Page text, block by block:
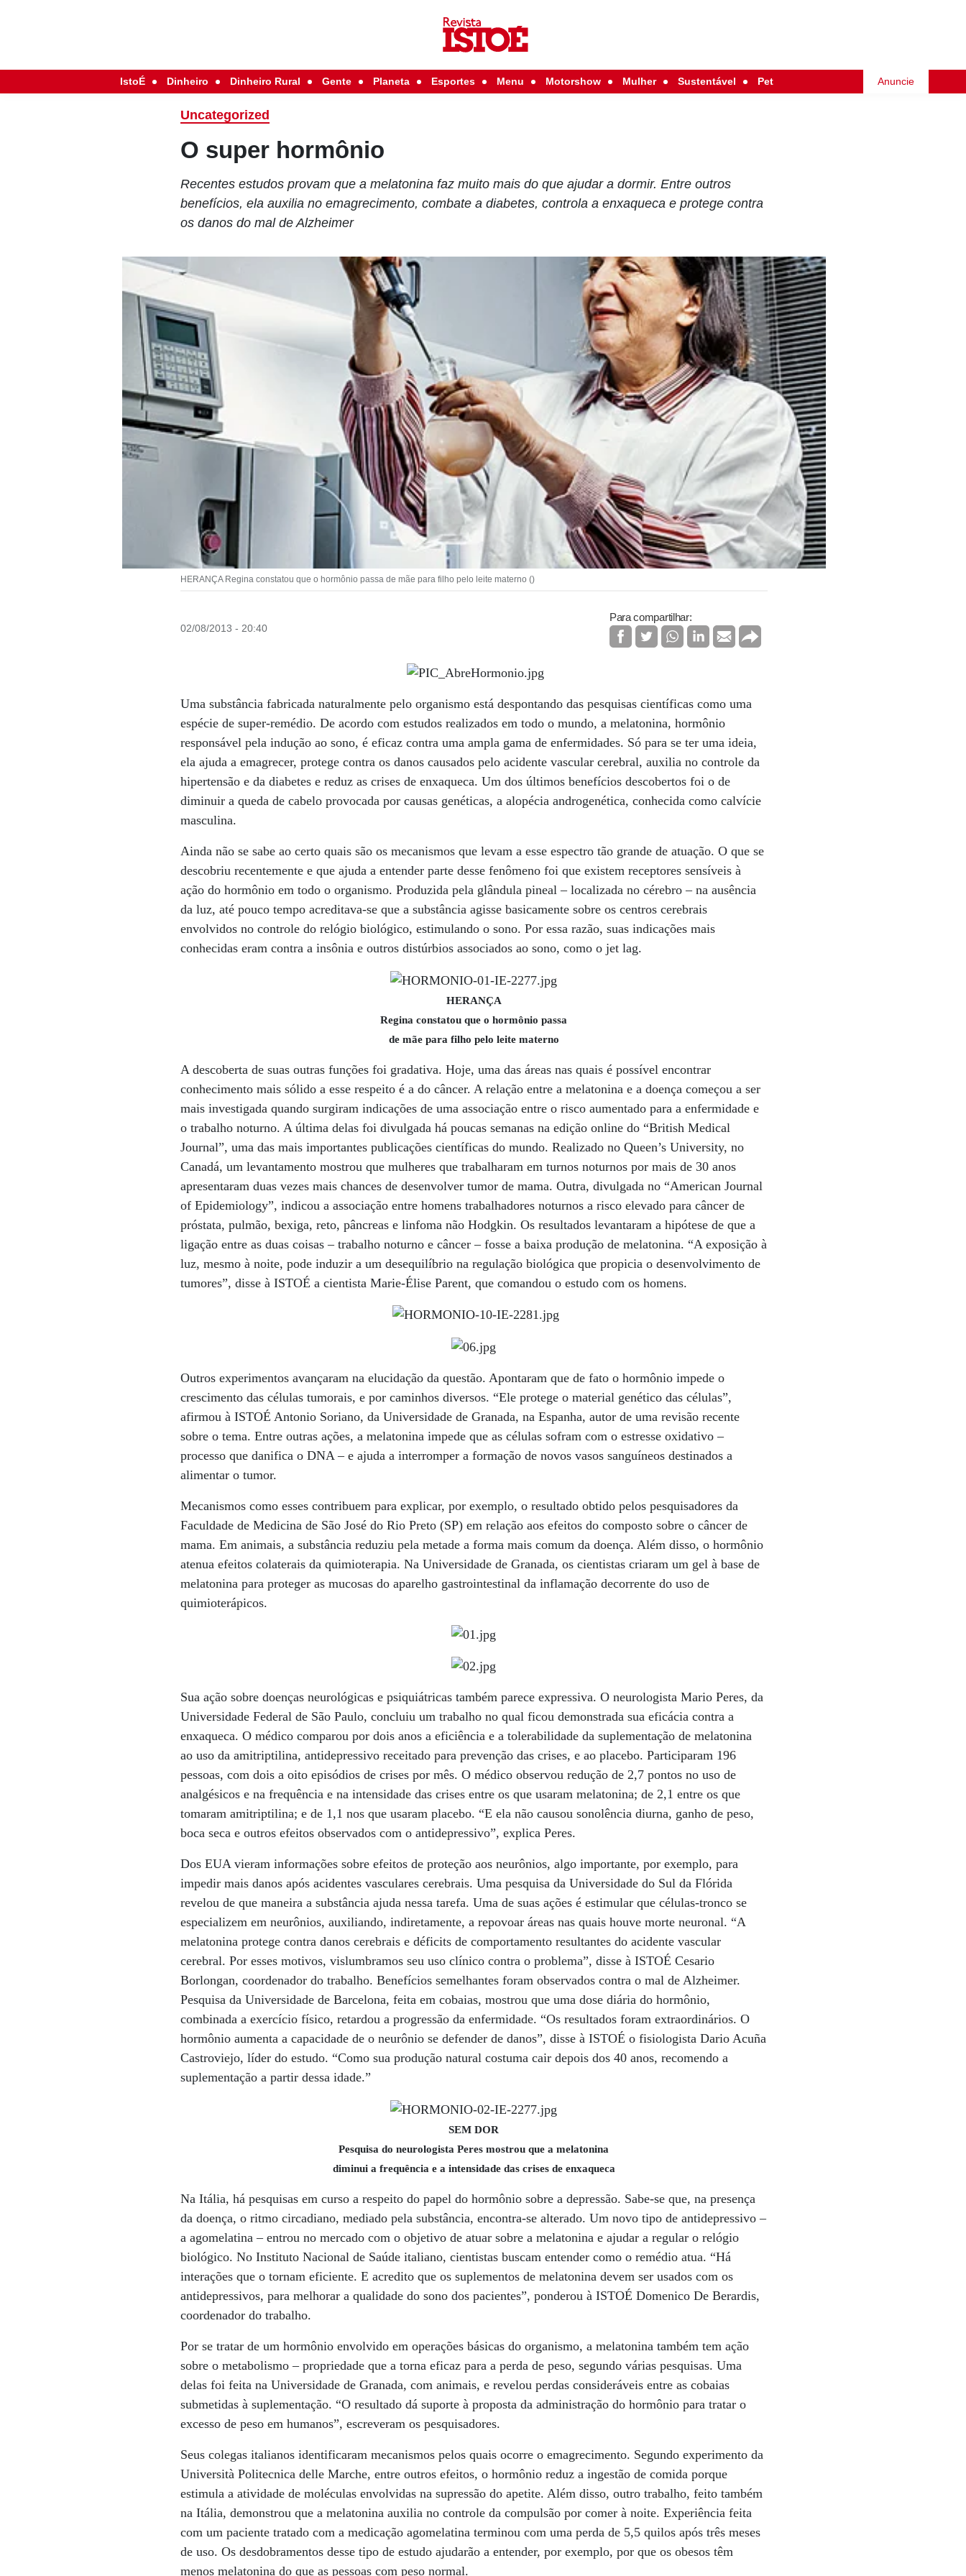
IstoÉ Dinheiro Dinheiro Rural Gente Planeta Esportes Menu Motorshow Mulher Sustentável Pet Anuncie
Uncategorized
O super hormônio
Recentes estudos provam que a melatonina faz muito mais do que ajudar a dormir. Entre outros
benefícios, ela auxilia no emagrecimento, combate a diabetes, controla a enxaqueca e protege contra
os danos do mal de Alzheimer
HERANÇA Regina constatou que o hormônio passa de mãe para filho pelo leite materno ()
02/08/2013 - 20:40
Para compartilhar:
Uma substância fabricada naturalmente pelo organismo está despontando das pesquisas científicas como uma
espécie de super-remédio. De acordo com estudos realizados em todo o mundo, a melatonina, hormônio
responsável pela indução ao sono, é eficaz contra uma ampla gama de enfermidades. Só para se ter uma ideia,
ela ajuda a emagrecer, protege contra os danos causados pelo acidente vascular cerebral, auxilia no controle da
hipertensão e da diabetes e reduz as crises de enxaqueca. Um dos últimos benefícios descobertos foi o de
diminuir a queda de cabelo provocada por causas genéticas, a alopécia androgenética, conhecida como calvície
masculina.
Ainda não se sabe ao certo quais são os mecanismos que levam a esse espectro tão grande de atuação. O que se
descobriu recentemente e que ajuda a entender parte desse fenômeno foi que existem receptores sensíveis à
ação do hormônio em todo o organismo. Produzida pela glândula pineal – localizada no cérebro – na ausência
da luz, até pouco tempo acreditava-se que a substância agisse basicamente sobre os centros cerebrais
envolvidos no controle do relógio biológico, estimulando o sono. Por essa razão, suas indicações mais
conhecidas eram contra a insônia e outros distúrbios associados ao sono, como o jet lag.
HERANÇA
Regina constatou que o hormônio passa
de mãe para filho pelo leite materno
A descoberta de suas outras funções foi gradativa. Hoje, uma das áreas nas quais é possível encontrar
conhecimento mais sólido a esse respeito é a do câncer. A relação entre a melatonina e a doença começou a ser
mais investigada quando surgiram indicações de uma associação entre o risco aumentado para a enfermidade e
o trabalho noturno. A última delas foi divulgada há poucas semanas na edição online do “British Medical
Journal”, uma das mais importantes publicações científicas do mundo. Realizado no Queen’s University, no
Canadá, um levantamento mostrou que mulheres que trabalharam em turnos noturnos por mais de 30 anos
apresentaram duas vezes mais chances de desenvolver tumor de mama. Outra, divulgada no “American Journal
of Epidemiology”, indicou a associação entre homens trabalhadores noturnos a risco elevado para câncer de
próstata, pulmão, bexiga, reto, pâncreas e linfoma não Hodgkin. Os resultados levantaram a hipótese de que a
ligação entre as duas coisas – trabalho noturno e câncer – fosse a baixa produção de melatonina. “A exposição à
luz, mesmo à noite, pode induzir a um desequilíbrio na regulação biológica que propicia o desenvolvimento de
tumores”, disse à ISTOÉ a cientista Marie-Élise Parent, que comandou o estudo com os homens.
Outros experimentos avançaram na elucidação da questão. Apontaram que de fato o hormônio impede o
crescimento das células tumorais, e por caminhos diversos. “Ele protege o material genético das células”,
afirmou à ISTOÉ Antonio Soriano, da Universidade de Granada, na Espanha, autor de uma revisão recente
sobre o tema. Entre outras ações, a melatonina impede que as células sofram com o estresse oxidativo –
processo que danifica o DNA – e ajuda a interromper a formação de novos vasos sanguíneos destinados a
alimentar o tumor.
Mecanismos como esses contribuem para explicar, por exemplo, o resultado obtido pelos pesquisadores da
Faculdade de Medicina de São José do Rio Preto (SP) em relação aos efeitos do composto sobre o câncer de
mama. Em animais, a substância reduziu pela metade a forma mais comum da doença. Além disso, o hormônio
atenua efeitos colaterais da quimioterapia. Na Universidade de Granada, os cientistas criaram um gel à base de
melatonina para proteger as mucosas do aparelho gastrointestinal da inflamação decorrente do uso de
quimioterápicos.
Sua ação sobre doenças neurológicas e psiquiátricas também parece expressiva. O neurologista Mario Peres, da
Universidade Federal de São Paulo, concluiu um trabalho no qual ficou demonstrada sua eficácia contra a
enxaqueca. O médico comparou por dois anos a eficiência e a tolerabilidade da suplementação de melatonina
ao uso da amitriptilina, antidepressivo receitado para prevenção das crises, e ao placebo. Participaram 196
pessoas, com dois a oito episódios de crises por mês. O médico observou redução de 2,7 pontos no uso de
analgésicos e na frequência e na intensidade das crises entre os que usaram melatonina; de 2,1 entre os que
tomaram amitriptilina; e de 1,1 nos que usaram placebo. “E ela não causou sonolência diurna, ganho de peso,
boca seca e outros efeitos observados com o antidepressivo”, explica Peres.
Dos EUA vieram informações sobre efeitos de proteção aos neurônios, algo importante, por exemplo, para
impedir mais danos após acidentes vasculares cerebrais. Uma pesquisa da Universidade do Sul da Flórida
revelou de que maneira a substância ajuda nessa tarefa. Uma de suas ações é estimular que células-tronco se
especializem em neurônios, auxiliando, indiretamente, a repovoar áreas nas quais houve morte neuronal. “A
melatonina protege contra danos cerebrais e déficits de comportamento resultantes do acidente vascular
cerebral. Por esses motivos, vislumbramos seu uso clínico contra o problema”, disse à ISTOÉ Cesario
Borlongan, coordenador do trabalho. Benefícios semelhantes foram observados contra o mal de Alzheimer.
Pesquisa da Universidade de Barcelona, feita em cobaias, mostrou que uma dose diária do hormônio,
combinada a exercício físico, retardou a progressão da enfermidade. “Os resultados foram extraordinários. O
hormônio aumenta a capacidade de o neurônio se defender de danos”, disse à ISTOÉ o fisiologista Dario Acuña
Castroviejo, líder do estudo. “Como sua produção natural costuma cair depois dos 40 anos, recomendo a
suplementação a partir dessa idade.”
SEM DOR
Pesquisa do neurologista Peres mostrou que a melatonina
diminui a frequência e a intensidade das crises de enxaqueca
Na Itália, há pesquisas em curso a respeito do papel do hormônio sobre a depressão. Sabe-se que, na presença
da doença, o ritmo circadiano, mediado pela substância, encontra-se alterado. Um novo tipo de antidepressivo –
a agomelatina – entrou no mercado com o objetivo de atuar sobre a melatonina e ajudar a regular o relógio
biológico. No Instituto Nacional de Saúde italiano, cientistas buscam entender como o remédio atua. “Há
interações que o tornam eficiente. E acredito que os suplementos de melatonina devem ser usados com os
antidepressivos, para melhorar a qualidade do sono dos pacientes”, ponderou à ISTOÉ Domenico De Berardis,
coordenador do trabalho.
Por se tratar de um hormônio envolvido em operações básicas do organismo, a melatonina também tem ação
sobre o metabolismo – propriedade que a torna eficaz para a perda de peso, segundo várias pesquisas. Uma
delas foi feita na Universidade de Granada, com animais, e revelou perdas consideráveis entre as cobaias
submetidas à suplementação. “O resultado dá suporte à proposta da administração do hormônio para tratar o
excesso de peso em humanos”, escreveram os pesquisadores.
Seus colegas italianos identificaram mecanismos pelos quais ocorre o emagrecimento. Segundo experimento da
Università Politecnica delle Marche, entre outros efeitos, o hormônio reduz a ingestão de comida porque
estimula a atividade de moléculas envolvidas na supressão do apetite. Além disso, outro trabalho, feito também
na Itália, demonstrou que a melatonina auxilia no controle da compulsão por comer à noite. Experiência feita
com um paciente tratado com a medicação agomelatina terminou com uma perda de 5,5 quilos após três meses
de uso. Os desdobramentos desse tipo de estudo ajudarão a entender, por exemplo, por que os obesos têm
menos melatonina do que as pessoas com peso normal.